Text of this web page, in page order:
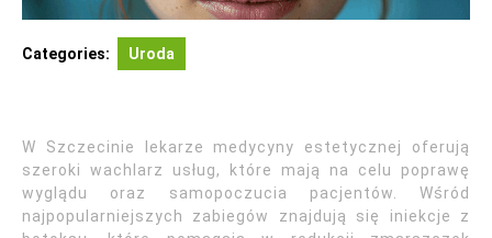
Categories: Uroda
W Szczecinie lekarze medycyny estetycznej oferują
szeroki wachlarz usług, które mają na celu poprawę
wyglądu oraz samopoczucia pacjentów. Wśród
najpopularniejszych zabiegów znajdują się iniekcje z